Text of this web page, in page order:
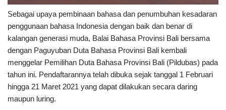
Sebagai upaya pembinaan bahasa dan penumbuhan kesadaran
penggunaan bahasa Indonesia dengan baik dan benar di
kalangan generasi muda, Balai Bahasa Provinsi Bali bersama
dengan Paguyuban Duta Bahasa Provinsi Bali kembali
menggelar Pemilihan Duta Bahasa Provinsi Bali (Pildubas) pada
tahun ini. Pendaftarannya telah dibuka sejak tanggal 1 Februari
hingga 21 Maret 2021 yang dapat dilakukan secara daring
maupun luring.